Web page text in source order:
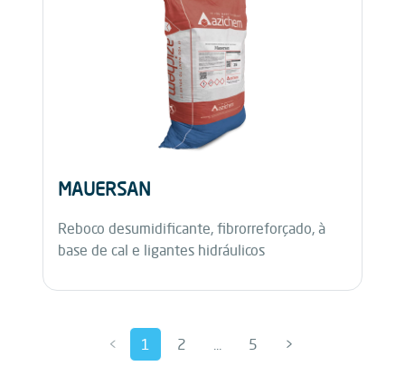
MAUERSAN
Reboco desumidificante, fibrorreforçado, à
base de cal e ligantes hidráulicos
< 1 2 5 >